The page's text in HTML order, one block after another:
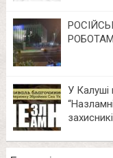
У Калуші